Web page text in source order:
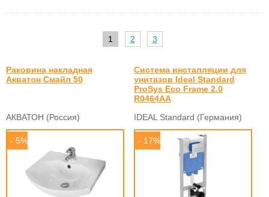
1 2 3
Раковина накладная
Акватон Смайл 50
АКВАТОН (Россия)
- 5%
Система инсталляции для
унитазов Ideal Standard
ProSys Eco Frame 2.0
R0464AA
IDEAL Standard (Германия)
- 17%